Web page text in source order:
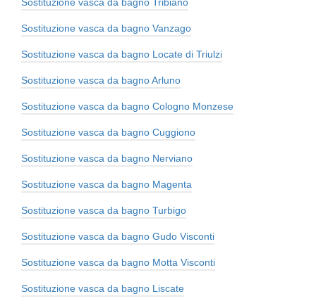
Sostituzione vasca da bagno Vanzago
Sostituzione vasca da bagno Locate di Triulzi
Sostituzione vasca da bagno Arluno
Sostituzione vasca da bagno Cologno Monzese
Sostituzione vasca da bagno Cuggiono
Sostituzione vasca da bagno Nerviano
Sostituzione vasca da bagno Magenta
Sostituzione vasca da bagno Turbigo
Sostituzione vasca da bagno Gudo Visconti
Sostituzione vasca da bagno Motta Visconti
Sostituzione vasca da bagno Liscate